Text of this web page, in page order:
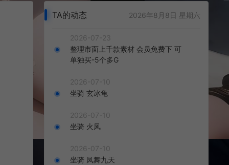
TA的动态 2026年8月8日 星期六
2026-07-23
整理市面上千款素材 会员免费下 可
单独买-5个多G
2026-07-10
坐骑 玄冰龟
2026-07-10
坐骑 火凤
2026-07-10
坐骑 凤舞九天